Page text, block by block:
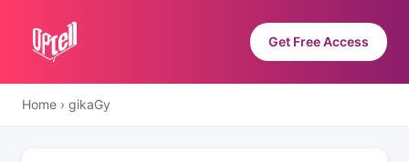
Get Free Access
Home › gikaGy